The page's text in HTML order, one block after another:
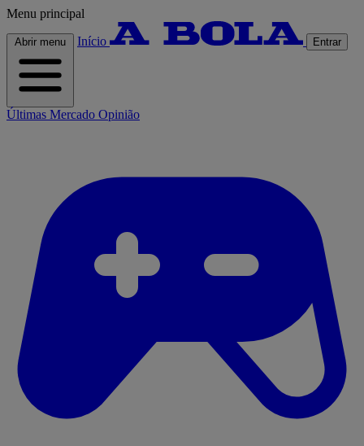
Menu principal
Abrir menu Início Entrar
Últimas Mercado Opinião